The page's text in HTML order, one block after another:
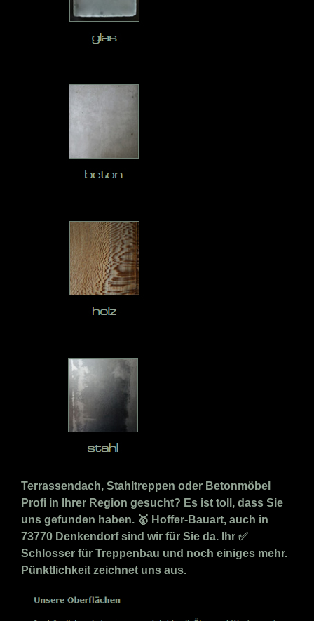
Terrassendach, Stahltreppen oder Betonmöbel
Profi in Ihrer Region gesucht? Es ist toll, dass Sie
uns gefunden haben. 🥇 Hoffer-Bauart, auch in
73770 Denkendorf sind wir für Sie da. Ihr ✅
Schlosser für Treppenbau und noch einiges mehr.
Pünktlichkeit zeichnet uns aus.